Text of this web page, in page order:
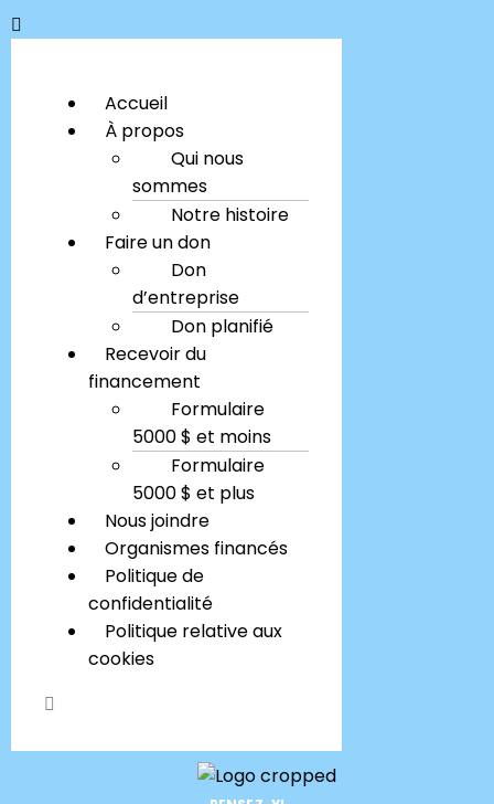
Accueil
À propos
Qui nous
sommes
Notre histoire
Faire un don
Don
d’entreprise
Don planifié
Recevoir du
financement
Formulaire
5000 $ et moins
Formulaire
5000 $ et plus
Nous joindre
Organismes financés
Politique de
confidentialité
Politique relative aux
cookies